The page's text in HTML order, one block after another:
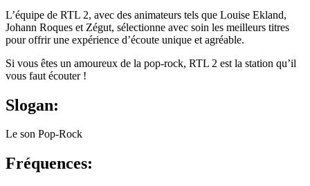
L’équipe de RTL 2, avec des animateurs tels que Louise Ekland,
Johann Roques et Zégut, sélectionne avec soin les meilleurs titres
pour offrir une expérience d’écoute unique et agréable.
Si vous êtes un amoureux de la pop-rock, RTL 2 est la station qu’il
vous faut écouter !
Slogan:
Le son Pop-Rock
Fréquences: